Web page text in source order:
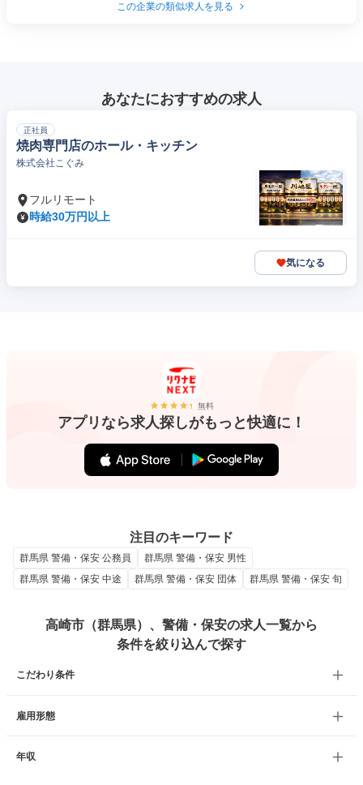
この企業の類似求人を見る
あなたにおすすめの求人
正社員
焼肉専門店のホール・キッチン
株式会社こぐみ
フルリモート
時給30万円以上
気になる
無料
アプリなら求人探しがもっと快適に！
注目のキーワード
群馬県 警備・保安 公務員
群馬県 警備・保安 男性
群馬県 警備・保安 中途
群馬県 警備・保安 団体 群馬県 警備・保安 旬
高崎市（群馬県）、警備・保安の求人一覧から
条件を絞り込んで探す
こだわり条件
雇用形態
年収